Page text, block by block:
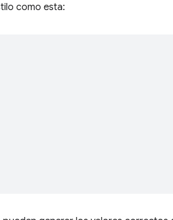
como esta: